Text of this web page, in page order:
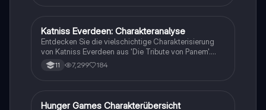
Unterdrückung des Kapitols auflehnt. Ideal für
Englischprüfungen und Literaturanalysen.
Englisch
Katniss Everdeen: Charakteranalyse
Entdecken Sie die vielschichtige Charakterisierung
von Katniss Everdeen aus 'Die Tribute von Panem'.
Diese Analyse beleuchtet ihre Empathie,
Selbstaufopferung, Rebellion und die
Schüler, die sich auf Prüfungen vorbereiten oder ein
11 7,299 184
Englisch
Hunger Games Charakterübersicht